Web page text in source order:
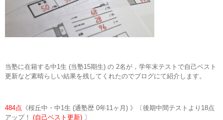
当塾に在籍する中1生 (当塾15期生) の 2名が，学年末テストで自己ベスト
更新など素晴らしい結果を残してくれたのでブログにて紹介します。
484点 《桜丘中・中1生 (通塾歴 0年11ヶ月) 》〔後期中間テストより18点
アップ！ (自己ベスト更新) 〕